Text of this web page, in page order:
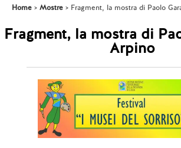
Home Mostre Fragment, la mostra di Paolo
Fragment, la mostra di
Arpino